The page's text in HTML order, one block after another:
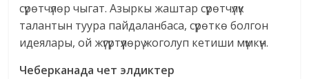
сүрөтчүлөр чыгат. Азыркы жаштар сүрөтчүлүк
талантын туура пайдаланбаса, сүрөткө болгон
идеялары, ой жүгүртүүлөрү жоголуп кетиши мүмкүн.
Чеберканада чет элдиктер